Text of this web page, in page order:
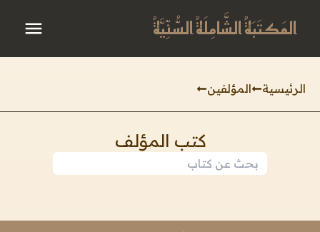
المَكتَبَةُ الشَّامِلَةُ السُّنِّيَّةُ
الرئيسية المؤلفين
كتب المؤلف